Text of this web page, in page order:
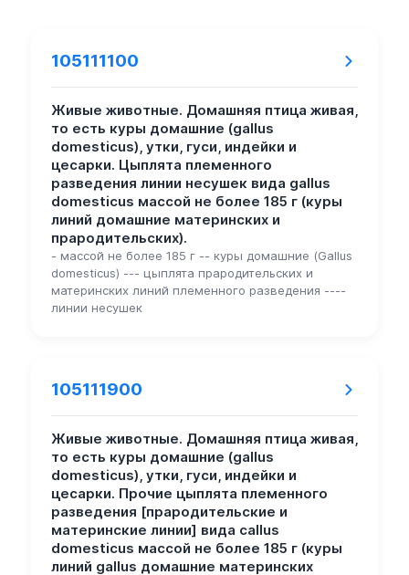
105111100
Живые животные. Домашняя птица живая,
то есть куры домашние (gallus
domesticus), утки, гуси, индейки и
цесарки. Цыплята племенного
разведения линии несушек вида gallus
domesticus массой не более 185 г (куры
линий домашние материнских и
прародительских).
- массой не более 185 г -- куры домашние (Gallus
domesticus) --- цыплята прародительских и
материнских линий племенного разведения ----
линии несушек
105111900
Живые животные. Домашняя птица живая,
то есть куры домашние (gallus
domesticus), утки, гуси, индейки и
цесарки. Прочие цыплята племенного
разведения [прародительские и
материнские линии] вида callus
domesticus массой не более 185 г (куры
линий gallus домашние материнских